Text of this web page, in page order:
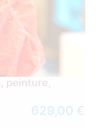
peinture,
629,00 €